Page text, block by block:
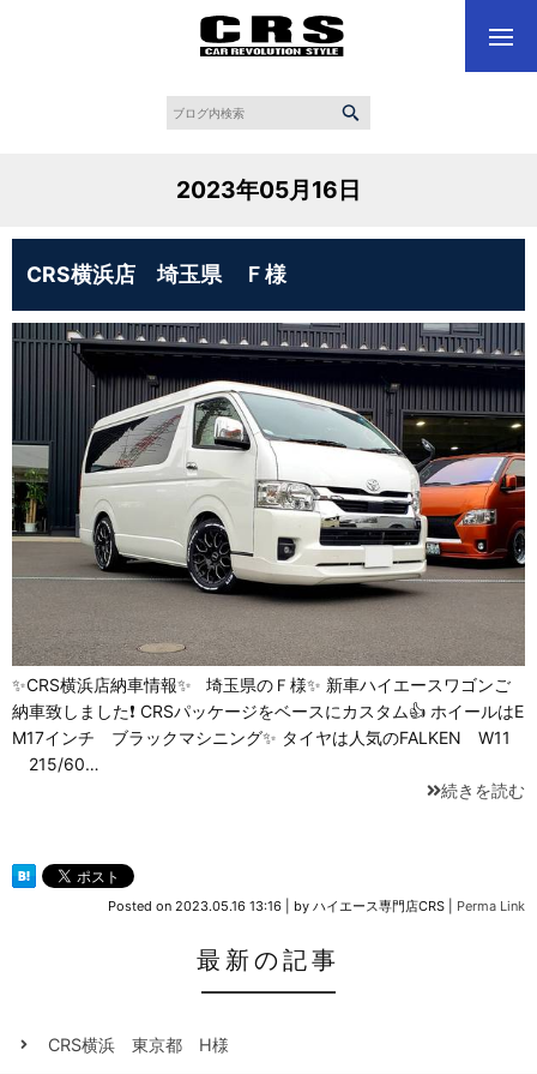
2023年05月16日
CRS横浜店 埼玉県 Ｆ様
✨CRS横浜店納車情報✨ 埼玉県のＦ様✨ 新車ハイエースワゴンご
納車致しました❗ CRSパッケージをベースにカスタム👍 ホイールはE
M17インチ ブラックマシニング✨ タイヤは人気のFALKEN W11
215/60…
続きを読む
Posted on 2023.05.16 13:16 by ハイエース専門店CRS Perma Link
最新の記事
CRS横浜 東京都 H様